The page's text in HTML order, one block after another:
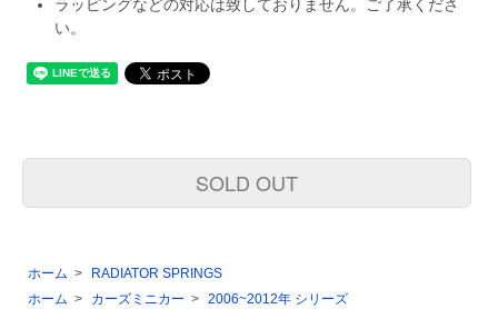
ラッピングなどの対応は致しておりません。ご了承くださ
い。
SOLD OUT
ホーム >
RADIATOR SPRINGS
ホーム > カーズミニカー > 2006~2012年 シリーズ